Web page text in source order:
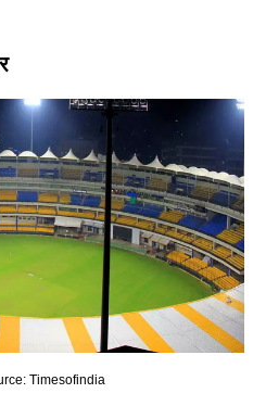
Timesofindia